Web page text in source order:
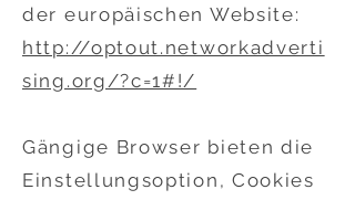
der europäischen Website:
http://optout.networkadverti
sing.org/?c=1#!/
Gängige Browser bieten die
Einstellungsoption, Cookies